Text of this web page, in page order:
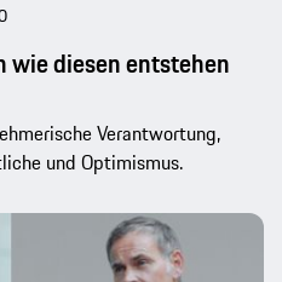
wie diesen entstehen
Verantwortung,
und Optimismus.